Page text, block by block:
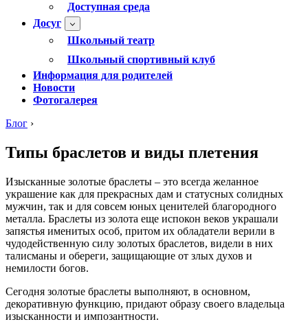
Доступная среда
Досуг
Школьный театр
Школьный спортивный клуб
Информация для родителей
Новости
Фотогалерея
Блог ›
Типы браслетов и виды плетения
Изысканные золотые браслеты – это всегда желанное
украшение как для прекрасных дам и статусных солидных
мужчин, так и для совсем юных ценителей благородного
металла. Браслеты из золота еще испокон веков украшали
запястья именитых особ, притом их обладатели верили в
чудодейственную силу золотых браслетов, видели в них
талисманы и обереги, защищающие от злых духов и
немилости богов.
Сегодня золотые браслеты выполняют, в основном,
декоративную функцию, придают образу своего владельца
изысканности и импозантности.